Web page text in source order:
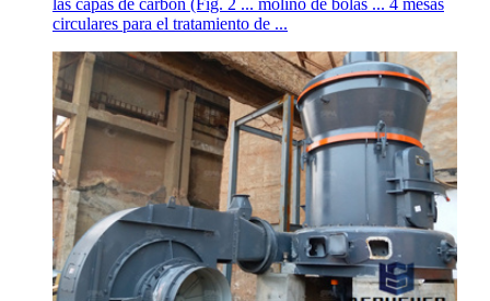
las capas de carbón (Fig. 2 ... molino de bolas ... 4 mesas
circulares para el tratamiento de ...